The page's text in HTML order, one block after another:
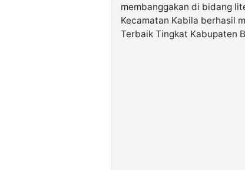
membanggakan di bidang
Kecamatan Kabila berhasil
Terbaik Tingkat Kabupaten